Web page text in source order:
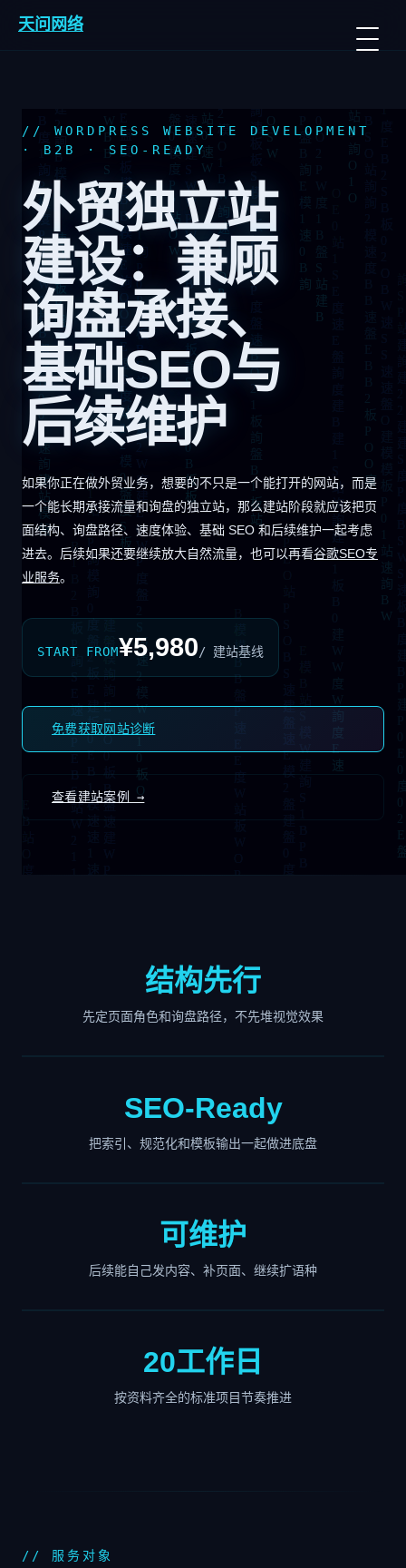
天问网络
// WORDPRESS WEBSITE DEVELOPMENT
· B2B · SEO-READY
外贸独立站
建设：兼顾
询盘承接、
基础SEO与
后续维护
如果你正在做外贸业务，想要的不只是一个能打开的网站，而是
一个能长期承接流量和询盘的独立站，那么建站阶段就应该把页
面结构、询盘路径、速度体验、基础 SEO 和后续维护一起考虑
进去。后续如果还要继续放大自然流量，也可以再看谷歌SEO专
业服务。
START FROM¥5,980/ 建站基线
免费获取网站诊断
查看建站案例 →
结构先行
先定页面角色和询盘路径，不先堆视觉效果
SEO-Ready
把索引、规范化和模板输出一起做进底盘
可维护
后续能自己发内容、补页面、继续扩语种
20工作日
按资料齐全的标准项目节奏推进
// 服务对象